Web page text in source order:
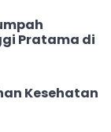
Pratama di
Kesehatan